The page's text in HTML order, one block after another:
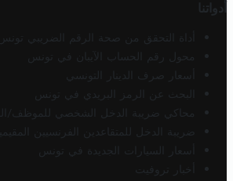
أدواتنا
أداة التحقق من صحة الرقم الضريبي تونس
محول رقم الحساب الآيبان في تونس
أسعار صرف الدينار التونسي
البحث عن الرمز البريدي في تونس
محاكي ضريبة الدخل الشخصي للموظف/
ضريبة الدخل للمتقاعدين الفرنسيين
أسعار السيارات الجديدة في تونس
أخبار تروفيت